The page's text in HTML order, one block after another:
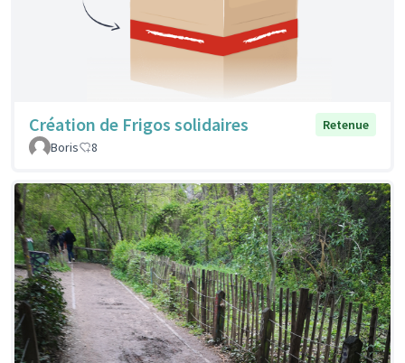
Création de Frigos solidaires
Retenue
Boris
8